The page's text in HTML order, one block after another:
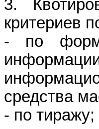
3.
критериев
- по форме
средства
- по тиражу;